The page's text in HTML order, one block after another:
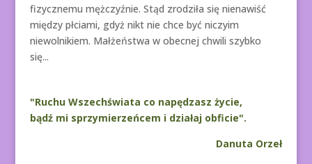
fizycznemu mężczyźnie. Stąd zrodziła się nienawiść
między płciami, gdyż nikt nie chce być niczyim
niewolnikiem. Małżeństwa w obecnej chwili szybko
się...
"Ruchu Wszechświata co napędzasz życie,
bądź mi sprzymierzeńcem i działaj obficie".
Danuta Orzeł